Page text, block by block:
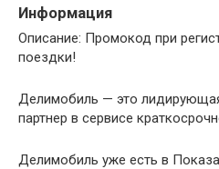
Информация
Описание: Промокод при
поездки!
Делимобиль — это
партнер в сервисе
Делимобиль уже есть в